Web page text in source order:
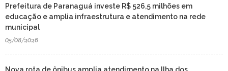
Prefeitura de Paranaguá investe R$ 526,5 milhões em
educação e amplia infraestrutura e atendimento na rede
municipal
05/08/2026